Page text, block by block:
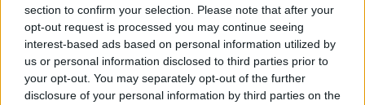
section to confirm your selection. Please note that after your
opt-out request is processed you may continue seeing
interest-based ads based on personal information utilized by
us or personal information disclosed to third parties prior to
your opt-out. You may separately opt-out of the further
disclosure of your personal information by third parties on the